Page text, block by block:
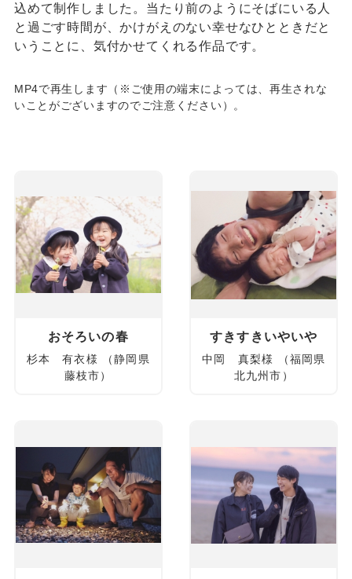
込めて制作しました。当たり前のようにそばにいる人
と過ごす時間が、かけがえのない幸せなひとときだと
いうことに、気付かせてくれる作品です。
MP4で再生します（※ご使用の端末によっては、再生されな
いことがございますのでご注意ください）。
おそろいの春
杉本 有衣様 （静岡県
藤枝市）
すきすきいやいや
中岡 真梨様 （福岡県
北九州市）